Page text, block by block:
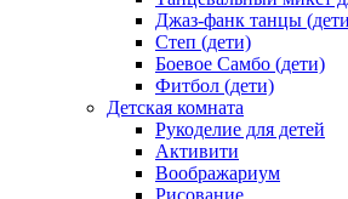
Джаз-фанк танцы
Степ (дети)
Боевое Самбо (дети)
Фитбол (дети)
Детская комната
Рукоделие для детей
Активити
Воображариум
Рисование